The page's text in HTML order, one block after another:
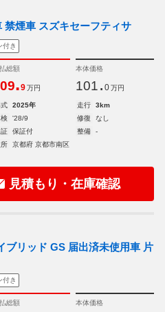
禁煙車 スズキセーフティサ
付き
総額
.9 万円
本体価格
101. 0 万円
2025年 走行
3km
'28/9 修復
なし
保証付 整備
-
京都府 京都市南区
見積もり・在庫確認
ブリッド GS 届出済未使用車 片
付き
総額 本体価格